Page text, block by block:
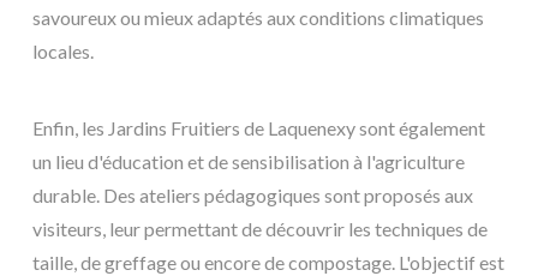
savoureux ou mieux adaptés aux conditions climatiques
locales.
Enfin, les Jardins Fruitiers de Laquenexy sont également
un lieu d'éducation et de sensibilisation à l'agriculture
durable. Des ateliers pédagogiques sont proposés aux
visiteurs, leur permettant de découvrir les techniques de
taille, de greffage ou encore de compostage. L'objectif est